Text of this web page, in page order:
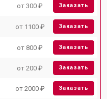
от 300 ₽ Заказать
от 1100 ₽ Заказать
от 800 ₽ Заказать
от 200 ₽ Заказать
от 2000 ₽ Заказать